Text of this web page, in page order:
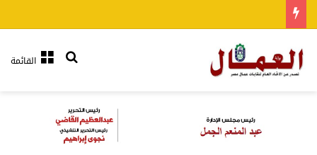
القائمةبحث عن